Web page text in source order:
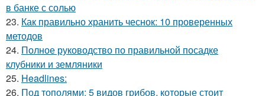
в банке с солью
23. Как правильно хранить чеснок: 10 проверенных
методов
24. Полное руководство по правильной посадке
клубники и земляники
25. Headlines:
26. Под тополями: 5 видов грибов, которые стоит